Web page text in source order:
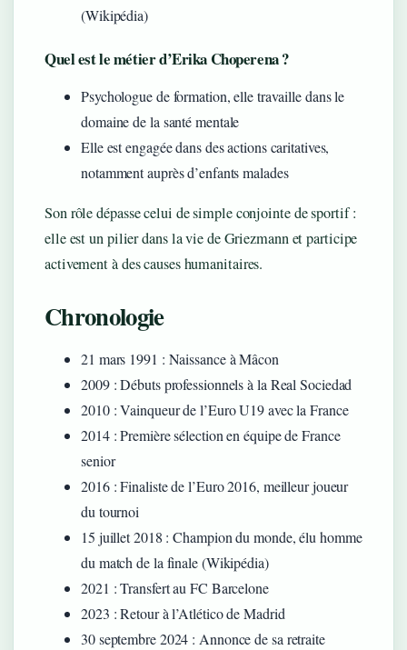
(Wikipédia)
Quel est le métier d’Erika Choperena ?
Psychologue de formation, elle travaille dans le
domaine de la santé mentale
Elle est engagée dans des actions caritatives,
notamment auprès d’enfants malades
Son rôle dépasse celui de simple conjointe de sportif :
elle est un pilier dans la vie de Griezmann et participe
activement à des causes humanitaires.
Chronologie
21 mars 1991 : Naissance à Mâcon
2009: Débuts professionnels à la Real Sociedad
2010: Vainqueur de l’Euro U19 avec la France
2014: Première sélection en équipe de France
senior
2016: Finaliste de l’Euro 2016, meilleur joueur
du tournoi
15 juillet 2018 : Champion du monde, élu homme
du match de la finale (Wikipédia)
2021 : Transfert au FC Barcelone
2023 : Retour à l’Atlético de Madrid
30 septembre 2024 : Annonce de sa retraite